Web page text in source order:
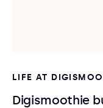
LIFE AT
Digismoothie